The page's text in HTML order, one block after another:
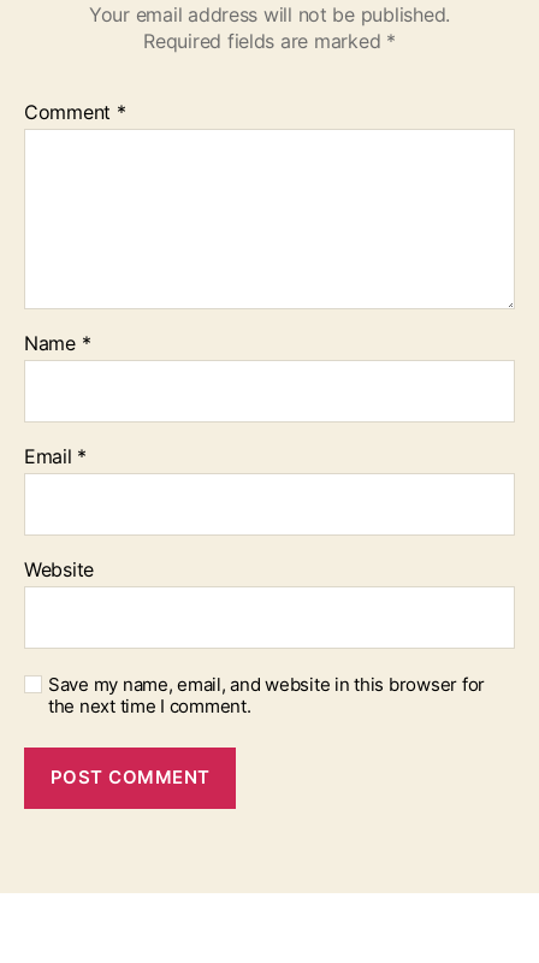
Your email address will not be published.
Required fields are marked *
Comment *
Name *
Email *
Website
Save my name, email, and website in this browser for
the next time I comment.